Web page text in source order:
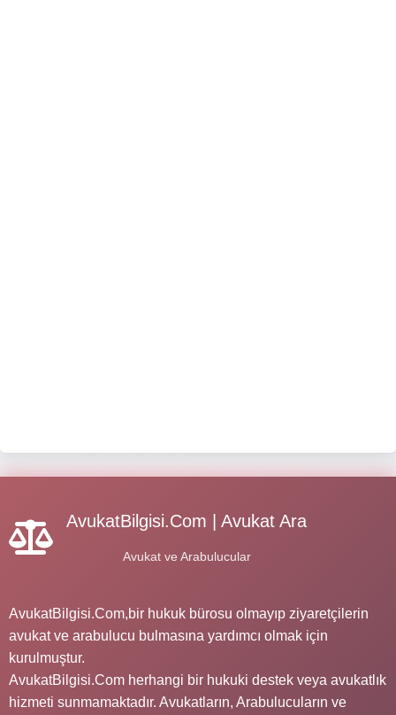
AvukatBilgisi.Com | Avukat Ara
Avukat ve Arabulucular
AvukatBilgisi.Com,bir hukuk bürosu olmayıp ziyaretçilerin
avukat ve arabulucu bulmasına yardımcı olmak için
kurulmuştur.
AvukatBilgisi.Com herhangi bir hukuki destek veya avukatlık
hizmeti sunmamaktadır. Avukatların, Arabulucuların ve